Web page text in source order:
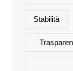
Stabilità